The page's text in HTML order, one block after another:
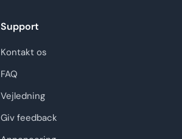
Support
Kontakt os
FAQ
Vejledning
Giv feedback